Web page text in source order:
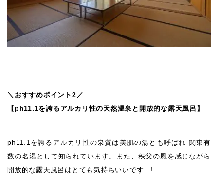
＼おすすめポイント2／
【ph11.1を誇るアルカリ性の天然温泉と開放的な露天風呂】
ph11.1を誇るアルカリ性の泉質は美肌の湯とも呼ばれ 関東有
数の名湯として知られています。また、秩父の風を感じながら
開放的な露天風呂はとても気持ちいいです…!